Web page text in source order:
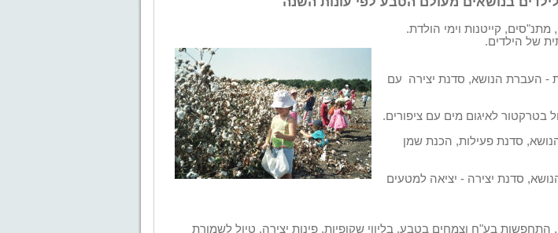
מתנ"סים, קייטנות וימי הולדת.
של הילדים.
- העברת הנושא, סדנת יצירה
עם
בטרקטור לאיגום מים עם ציפורים.
סדנת פעילות, הכנת שמן
סדנת יצירה - יציאה למטעים
בע"ח וצמחים בטבע, בליווי שקופיות, פינות יצירה, טיול לשמורת